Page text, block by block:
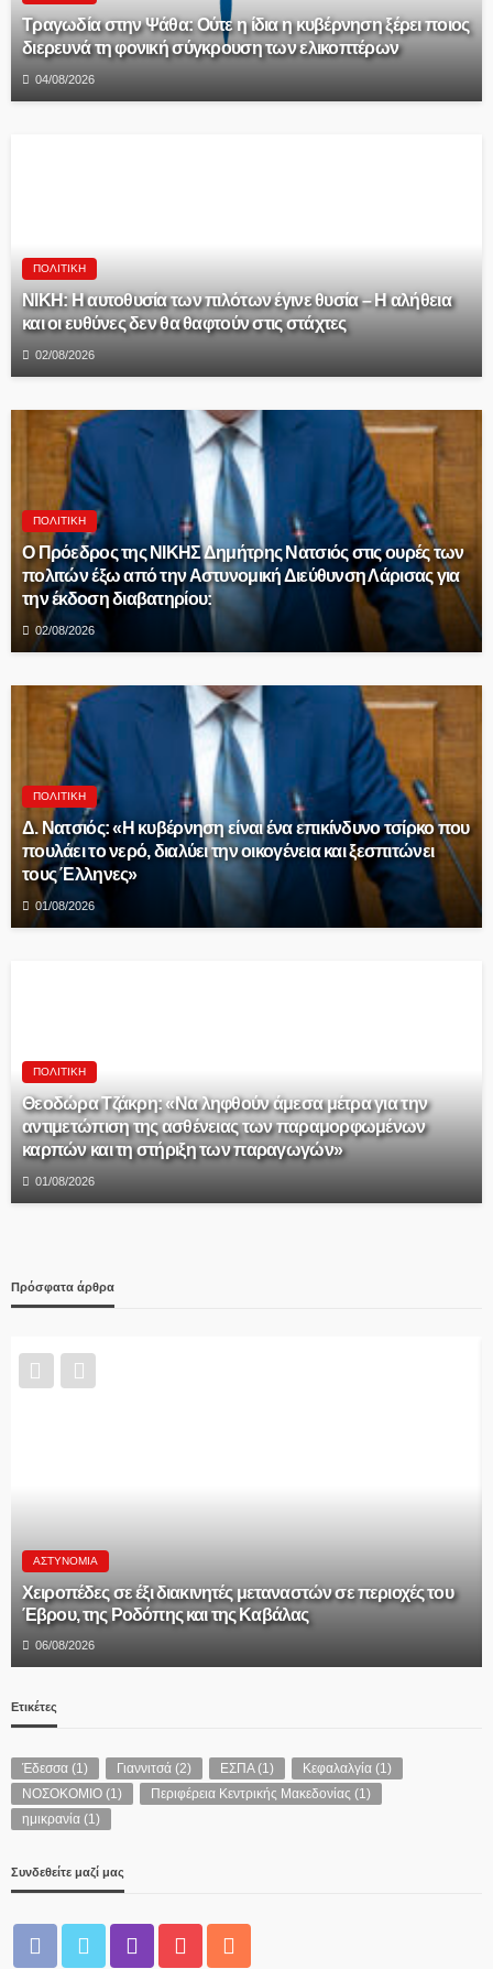
Τραγωδία στην Ψάθα: Ούτε η ίδια η κυβέρνηση ξέρει ποιος
διερευνά τη φονική σύγκρουση των ελικοπτέρων
04/08/2026
ΠΟΛΙΤΙΚΉ
ΝΙΚΗ: Η αυτοθυσία των πιλότων έγινε θυσία – Η αλήθεια
και οι ευθύνες δεν θα θαφτούν στις στάχτες
02/08/2026
ΠΟΛΙΤΙΚΉ
Ο Πρόεδρος της ΝΙΚΗΣ Δημήτρης Νατσιός στις ουρές των
πολιτών έξω από την Αστυνομική Διεύθυνση Λάρισας για
την έκδοση διαβατηρίου:
02/08/2026
ΠΟΛΙΤΙΚΉ
Δ. Νατσιός: «Η κυβέρνηση είναι ένα επικίνδυνο τσίρκο που
πουλάει το νερό, διαλύει την οικογένεια και ξεσπιτώνει
τους Έλληνες»
01/08/2026
ΠΟΛΙΤΙΚΉ
Θεοδώρα Τζάκρη: «Να ληφθούν άμεσα μέτρα για την
αντιμετώπιση της ασθένειας των παραμορφωμένων
καρπών και τη στήριξη των παραγωγών»
01/08/2026
Πρόσφατα άρθρα
ΑΣΤΥΝΟΜΊΑ
Χειροπέδες σε έξι διακινητές μεταναστών σε περιοχές του
Έβρου, της Ροδόπης και της Καβάλας
06/08/2026
Ετικέτες
Έδεσσα (1) Γιαννιτσά (2) ΕΣΠΑ(1) Κεφαλαλγία (1)
ΝΟΣΟΚΟΜΙΟ (1) Περιφέρεια Κεντρικής Μακεδονίας (1)
ημικρανία (1)
Συνδεθείτε μαζί μας